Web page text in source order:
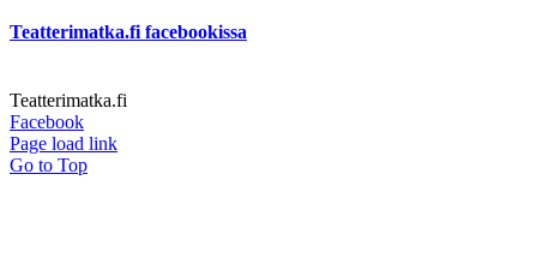
Teatterimatka.fi facebookissa
Teatterimatka.fi
Facebook
Page load link
Go to Top